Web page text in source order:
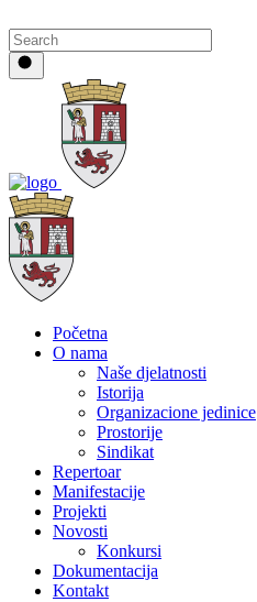
Početna
O nama
Naše djelatnosti
Istorija
Organizacione jedinice
Prostorije
Sindikat
Repertoar
Manifestacije
Projekti
Novosti
Konkursi
Dokumentacija
Kontakt